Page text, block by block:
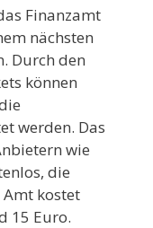
Finanzamt
nächsten
Durch den
können
werden. Das
wie
die
kostet
15 Euro.